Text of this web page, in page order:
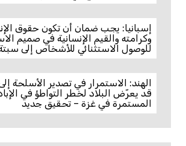
إسبانيا: يجب ضمان أن تكون حقوق
وكرامته والقيم الإنسانية في صميم
للوصول الاستثنائي للأشخاص إلى
الهند: الاستمرار في تصدير الأسلحة
قد يعرّض البلاد لخطر التواطؤ في
المستمرة في غزة – تحقيق جديد